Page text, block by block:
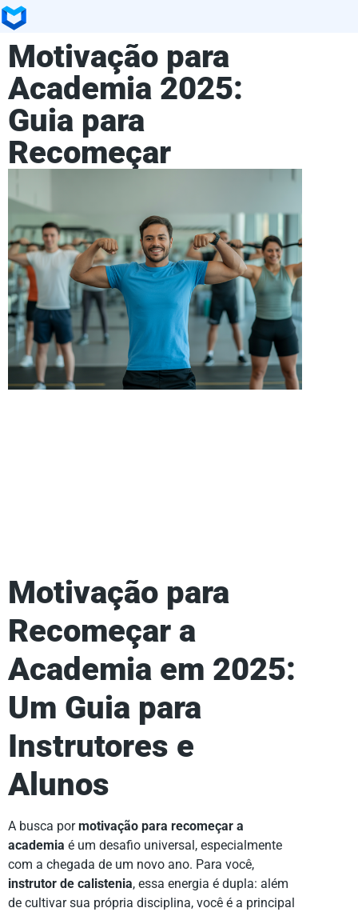
Motivação para
Academia 2025:
Guia para
Recomeçar
Motivação para
Recomeçar a
Academia em 2025:
Um Guia para
Instrutores e
Alunos
A busca pormotivação para recomeçar a
academia é um desafio universal, especialmente
com a chegada de um novo ano. Para você,
instrutor de calistenia, essa energia é dupla: além
de cultivar sua própria disciplina, você é a principal